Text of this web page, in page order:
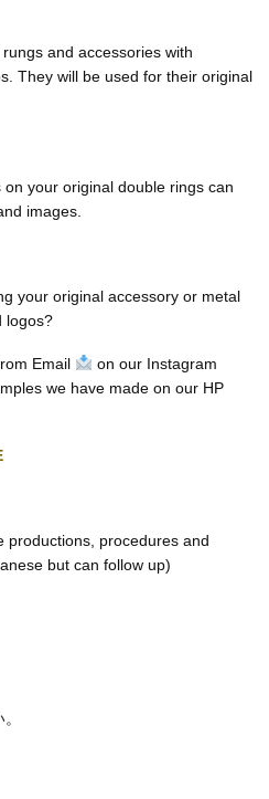
and accessories with
They will be used for their original
your original double rings can
images.
your original accessory or metal
logos?
Email
on our Instagram
we have made on our HP
procedures and
but can follow up)